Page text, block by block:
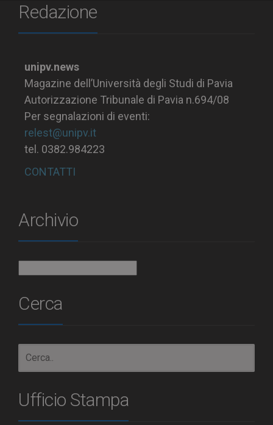
Redazione
unipv.news
Magazine dell’Università degli Studi di Pavia
Autorizzazione Tribunale di Pavia n.694/08
Per segnalazioni di eventi:
relest@unipv.it
tel. 0382.984223
CONTATTI
Archivio
Cerca
Ufficio Stampa